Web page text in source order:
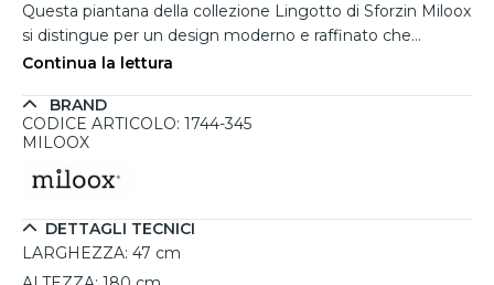
Questa piantana della collezione Lingotto di Sforzin Miloox
si distingue per un design moderno e raffinato che
coniuga funzionalità e stile. Una lampada da terra
oro rosa, si integra perfettamente in soggiorni, camere da
letto o studi. I cinque diffusori in vetro soffiato opalino,
uniforme, creando un'atmosfera accogliente e intima. La
luminosa, offrendo massima versatilità in base alle
esigenze. Compatibile con lampadine G9 LED (non
incluse), permette una personalizzazione
Continua la lettura
BRAND
CODICE ARTICOLO: 1744-345
MILOOX
DETTAGLI TECNICI
LARGHEZZA: 47 cm